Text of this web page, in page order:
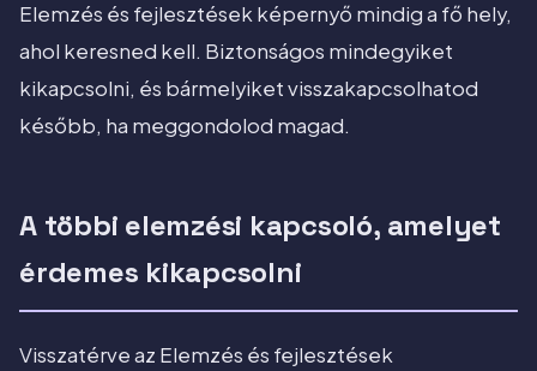
Elemzés és fejlesztések képernyő mindig a fő hely,
ahol keresned kell. Biztonságos mindegyiket
kikapcsolni, és bármelyiket visszakapcsolhatod
később, ha meggondolod magad.
A többi elemzési kapcsoló, amelyet
érdemes kikapcsolni
Visszatérve az Elemzés és fejlesztések